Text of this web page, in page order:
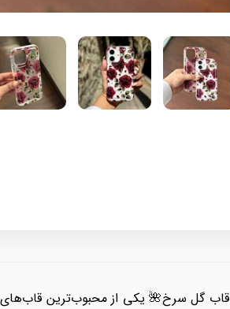
قاب گل سرخ🌺 یکی از محبوب‌ترین قاب‌های